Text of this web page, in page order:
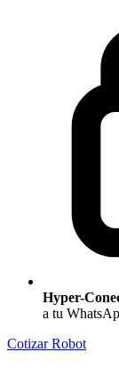
Hyper-
a tu
Cotizar Robot